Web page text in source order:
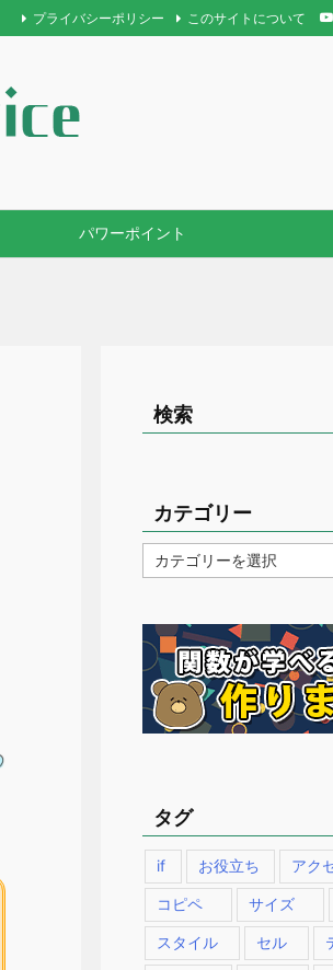
パワーポイント
プライバシーポリシー このサイトについて
検索
カテゴリー
テ
ー
タグ
if お役立ち アク
コピペ サイズ
スタイル セル